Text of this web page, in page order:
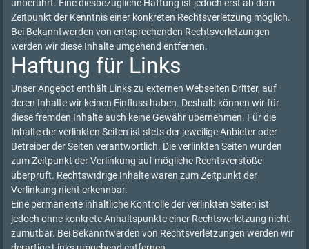
unberührt. Eine diesbezügliche Haftung ist jedoch erst ab dem
Zeitpunkt der Kenntnis einer konkreten Rechtsverletzung möglich.
Bei Bekanntwerden von entsprechenden Rechtsverletzungen
werden wir diese Inhalte umgehend entfernen.
Haftung für Links
Unser Angebot enthält Links zu externen Webseiten Dritter, auf
deren Inhalte wir keinen Einfluss haben. Deshalb können wir für
diese fremden Inhalte auch keine Gewähr übernehmen. Für die
Inhalte der verlinkten Seiten ist stets der jeweilige Anbieter oder
Betreiber der Seiten verantwortlich. Die verlinkten Seiten wurden
zum Zeitpunkt der Verlinkung auf mögliche Rechtsverstöße
überprüft. Rechtswidrige Inhalte waren zum Zeitpunkt der
Verlinkung nicht erkennbar.
Eine permanente inhaltliche Kontrolle der verlinkten Seiten ist
jedoch ohne konkrete Anhaltspunkte einer Rechtsverletzung nicht
zumutbar. Bei Bekanntwerden von Rechtsverletzungen werden wir